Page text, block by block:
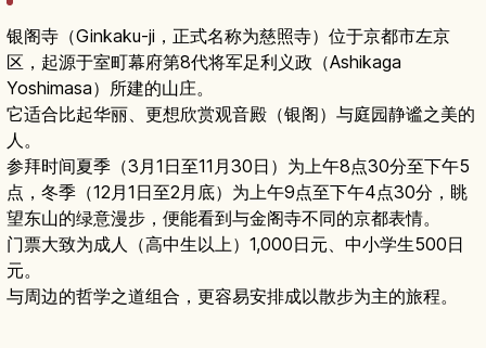
银阁寺（Ginkaku-ji，正式名称为慈照寺）位于京都市左京
区，起源于室町幕府第8代将军足利义政（Ashikaga
Yoshimasa）所建的山庄。
它适合比起华丽、更想欣赏观音殿（银阁）与庭园静谧之美的
人。
参拜时间夏季（3月1日至11月30日）为上午8点30分至下午5
点，冬季（12月1日至2月底）为上午9点至下午4点30分，眺
望东山的绿意漫步，便能看到与金阁寺不同的京都表情。
门票大致为成人（高中生以上）1,000日元、中小学生500日
元。
与周边的哲学之道组合，更容易安排成以散步为主的旅程。
京都银阁寺旅游指南｜历史故事与枯山水庭园亮